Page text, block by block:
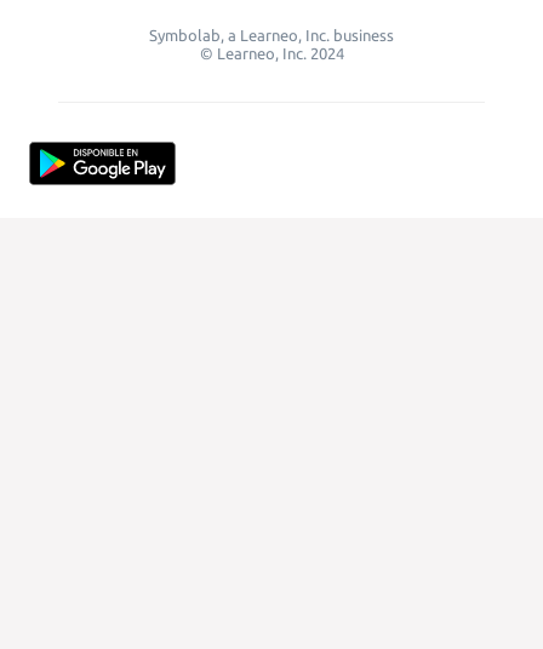
Symbolab, a Learneo, Inc. business
© Learneo, Inc. 2024